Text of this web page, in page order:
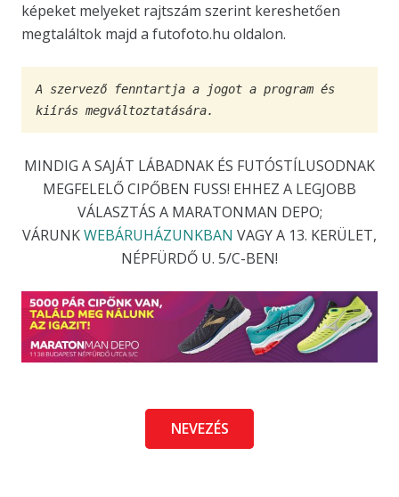
képeket melyeket rajtszám szerint kereshetően
megtaláltok majd a futofoto.hu oldalon.
A szervező fenntartja a jogot a program és
kiírás megváltoztatására.
MINDIG A SAJÁT LÁBADNAK ÉS FUTÓSTÍLUSODNAK
MEGFELELŐ CIPŐBEN FUSS! EHHEZ A LEGJOBB
VÁLASZTÁS A MARATONMAN DEPO;
VÁRUNKWEBÁRUHÁZUNKBAN VAGY A 13. KERÜLET,
NÉPFÜRDŐ U. 5/C-BEN!
NEVEZÉS